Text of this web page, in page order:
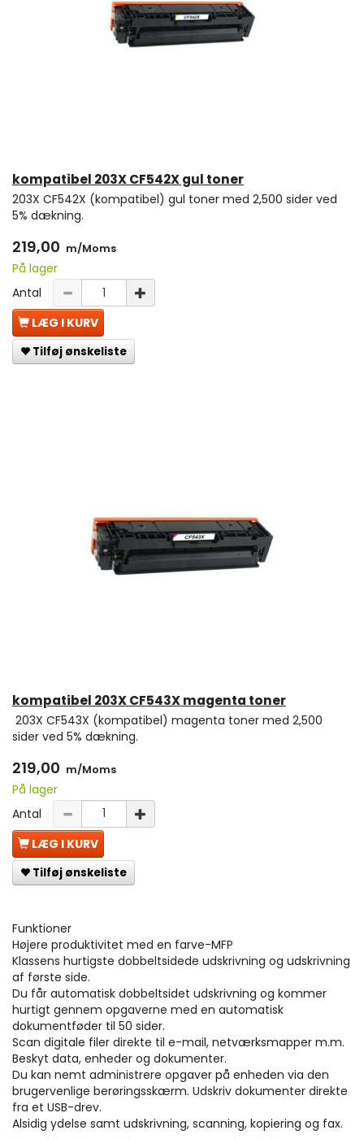
kompatibel 203X CF542X gul toner
203X CF542X (kompatibel) gul toner med 2,500 sider ved
5% dækning.
219,00 m/Moms
På lager
Antal
LÆG I KURV
Tilføj ønskeliste
kompatibel 203X CF543X magenta toner
203X CF543X (kompatibel) magenta toner med 2,500
sider ved 5% dækning.
219,00 m/Moms
På lager
Antal
LÆG I KURV
Tilføj ønskeliste
Funktioner
Højere produktivitet med en farve-MFP
Klassens hurtigste dobbeltsidede udskrivning og udskrivning
af første side.
Du får automatisk dobbeltsidet udskrivning og kommer
hurtigt gennem opgaverne med en automatisk
dokumentføder til 50 sider.
Scan digitale filer direkte til e-mail, netværksmapper m.m.
Beskyt data, enheder og dokumenter.
Du kan nemt administrere opgaver på enheden via den
brugervenlige berøringsskærm. Udskriv dokumenter direkte
fra et USB-drev.
Alsidig ydelse samt udskrivning, scanning, kopiering og fax.